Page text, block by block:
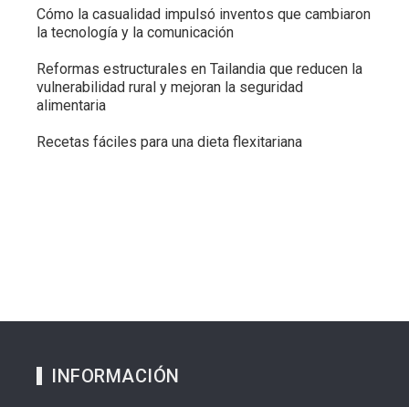
Cómo la casualidad impulsó inventos que cambiaron
la tecnología y la comunicación
Reformas estructurales en Tailandia que reducen la
vulnerabilidad rural y mejoran la seguridad
alimentaria
Recetas fáciles para una dieta flexitariana
INFORMACIÓN